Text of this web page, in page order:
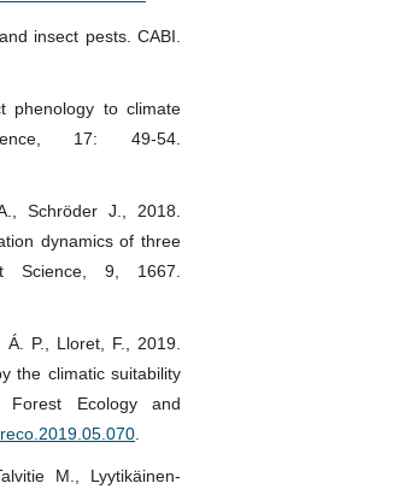
insect pests. CABI.
phenology to climate
17: 49-54.
Schröder J., 2018.
dynamics of three
Science, 9, 1667.
P., Lloret, F., 2019.
the climatic suitability
Ecology and
M., Lyytikäinen-